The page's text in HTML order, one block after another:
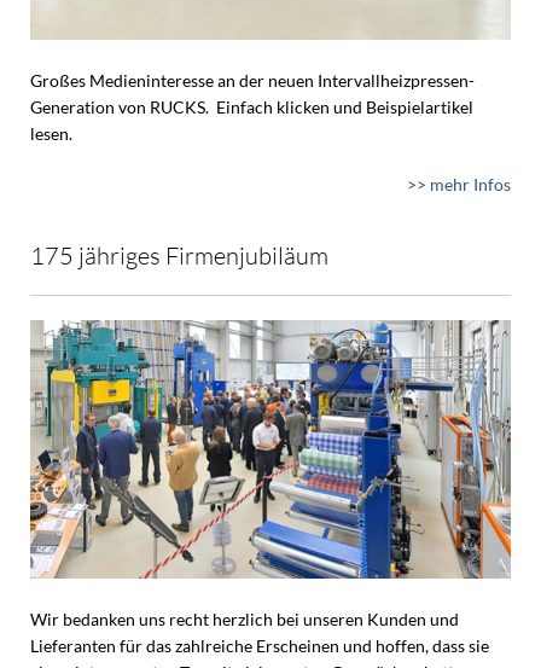
Großes Medieninteresse an der neuen Intervallheizpressen-
Generation von RUCKS. Einfach klicken und Beispielartikel
lesen.
>> mehr Infos
175 jähriges Firmenjubiläum
Wir bedanken uns recht herzlich bei unseren Kunden und
Lieferanten für das zahlreiche Erscheinen und hoffen, dass sie